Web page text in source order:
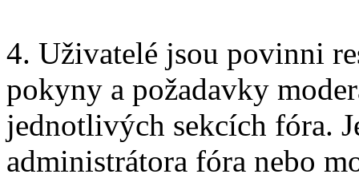
4. Uživatelé jsou povinni
pokyny a požadavky
jednotlivých sekcích fóra.
administrátora fóra nebo